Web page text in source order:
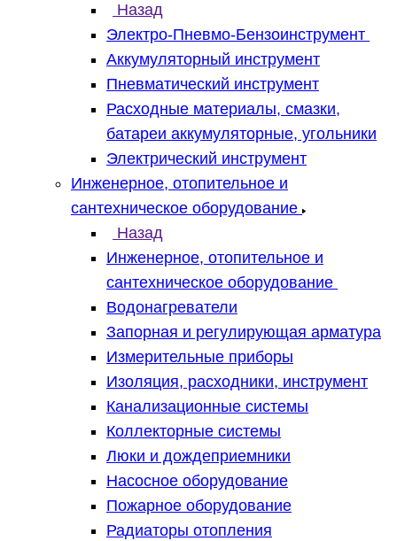
Назад
Электро-Пневмо-Бензоинструмент
Аккумуляторный инструмент
Пневматический инструмент
Расходные материалы, смазки,
батареи аккумуляторные, угольники
Электрический инструмент
Инженерное, отопительное и
сантехническое оборудование
Назад
Инженерное, отопительное и
сантехническое оборудование
Водонагреватели
Запорная и регулирующая арматура
Измерительные приборы
Изоляция, расходники, инструмент
Канализационные системы
Коллекторные системы
Люки и дождеприемники
Насосное оборудование
Пожарное оборудование
Радиаторы отопления